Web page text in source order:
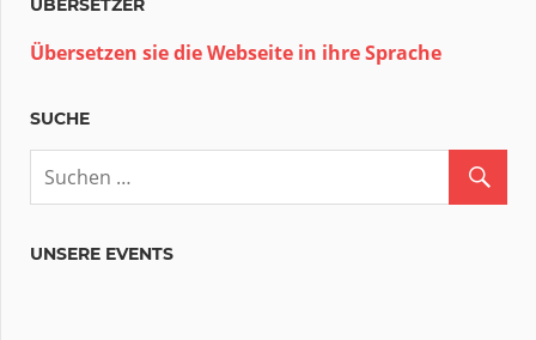
ÜBERSETZER
Übersetzen sie die Webseite in ihre Sprache
SUCHE
UNSERE EVENTS